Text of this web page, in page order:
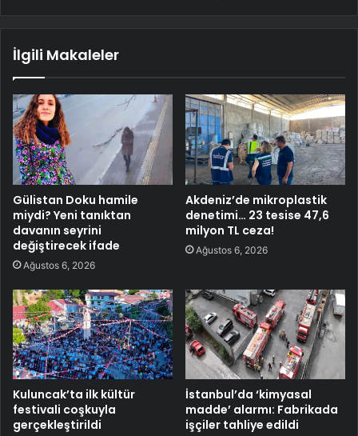
İlgili Makaleler
Gülistan Doku hamile
miydi? Yeni tanıktan
davanın seyrini
değiştirecek ifade
Ağustos 6, 2026
Akdeniz’de mikroplastik
denetimi… 23 tesise 47,6
milyon TL ceza!
Ağustos 6, 2026
Kuluncak’ta ilk kültür
festivali coşkuyla
gerçekleştirildi
İstanbul’da ‘kimyasal
madde’ alarmı: Fabrikada
işçiler tahliye edildi